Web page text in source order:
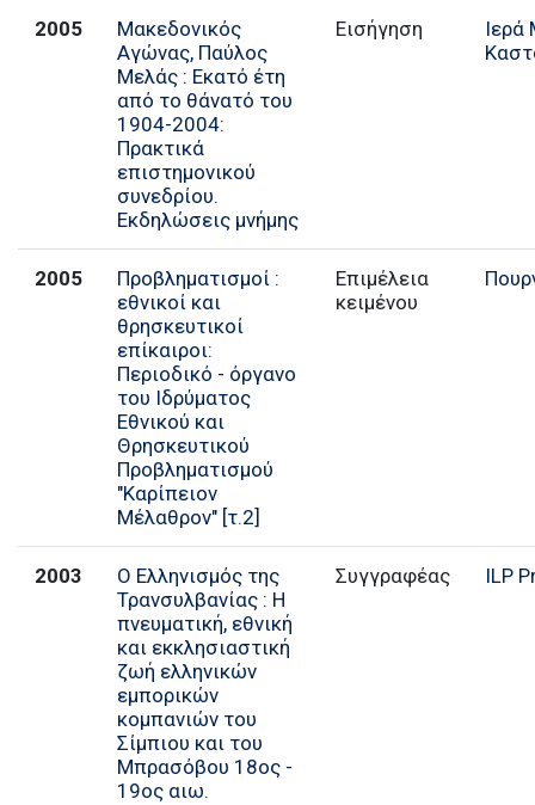
2005
Μακεδονικός
Αγώνας, Παύλος
Μελάς : Εκατό έτη
από το θάνατό του
1904-2004:
Πρακτικά
επιστημονικού
συνεδρίου.
Εκδηλώσεις μνήμης
Εισήγηση
2005
Προβληματισμοί :
εθνικοί και
θρησκευτικοί
επίκαιροι:
Περιοδικό - όργανο
του Ιδρύματος
Εθνικού και
Θρησκευτικού
Προβληματισμού
"Καρίπειον
Μέλαθρον" [τ.2]
Επιμέλεια
κειμένου
2003
Ο Ελληνισμός της
Τρανσυλβανίας : Η
πνευματική, εθνική
και εκκλησιαστική
ζωή ελληνικών
εμπορικών
κομπανιών του
Σίμπιου και του
Μπρασόβου 18ος -
19ος αιω.
Συγγραφέας ILP